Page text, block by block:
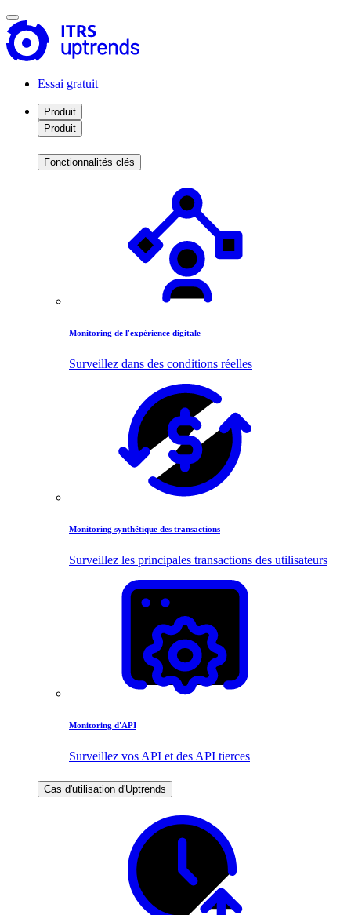
Essai gratuit
Produit
Produit
Fonctionnalités clés
Monitoring de l'expérience digitale
Surveillez dans des conditions réelles
Monitoring synthétique des transactions
Surveillez les principales transactions des utilisateurs
Monitoring d'API
Surveillez vos API et des API tierces
Cas d'utilisation d'Uptrends